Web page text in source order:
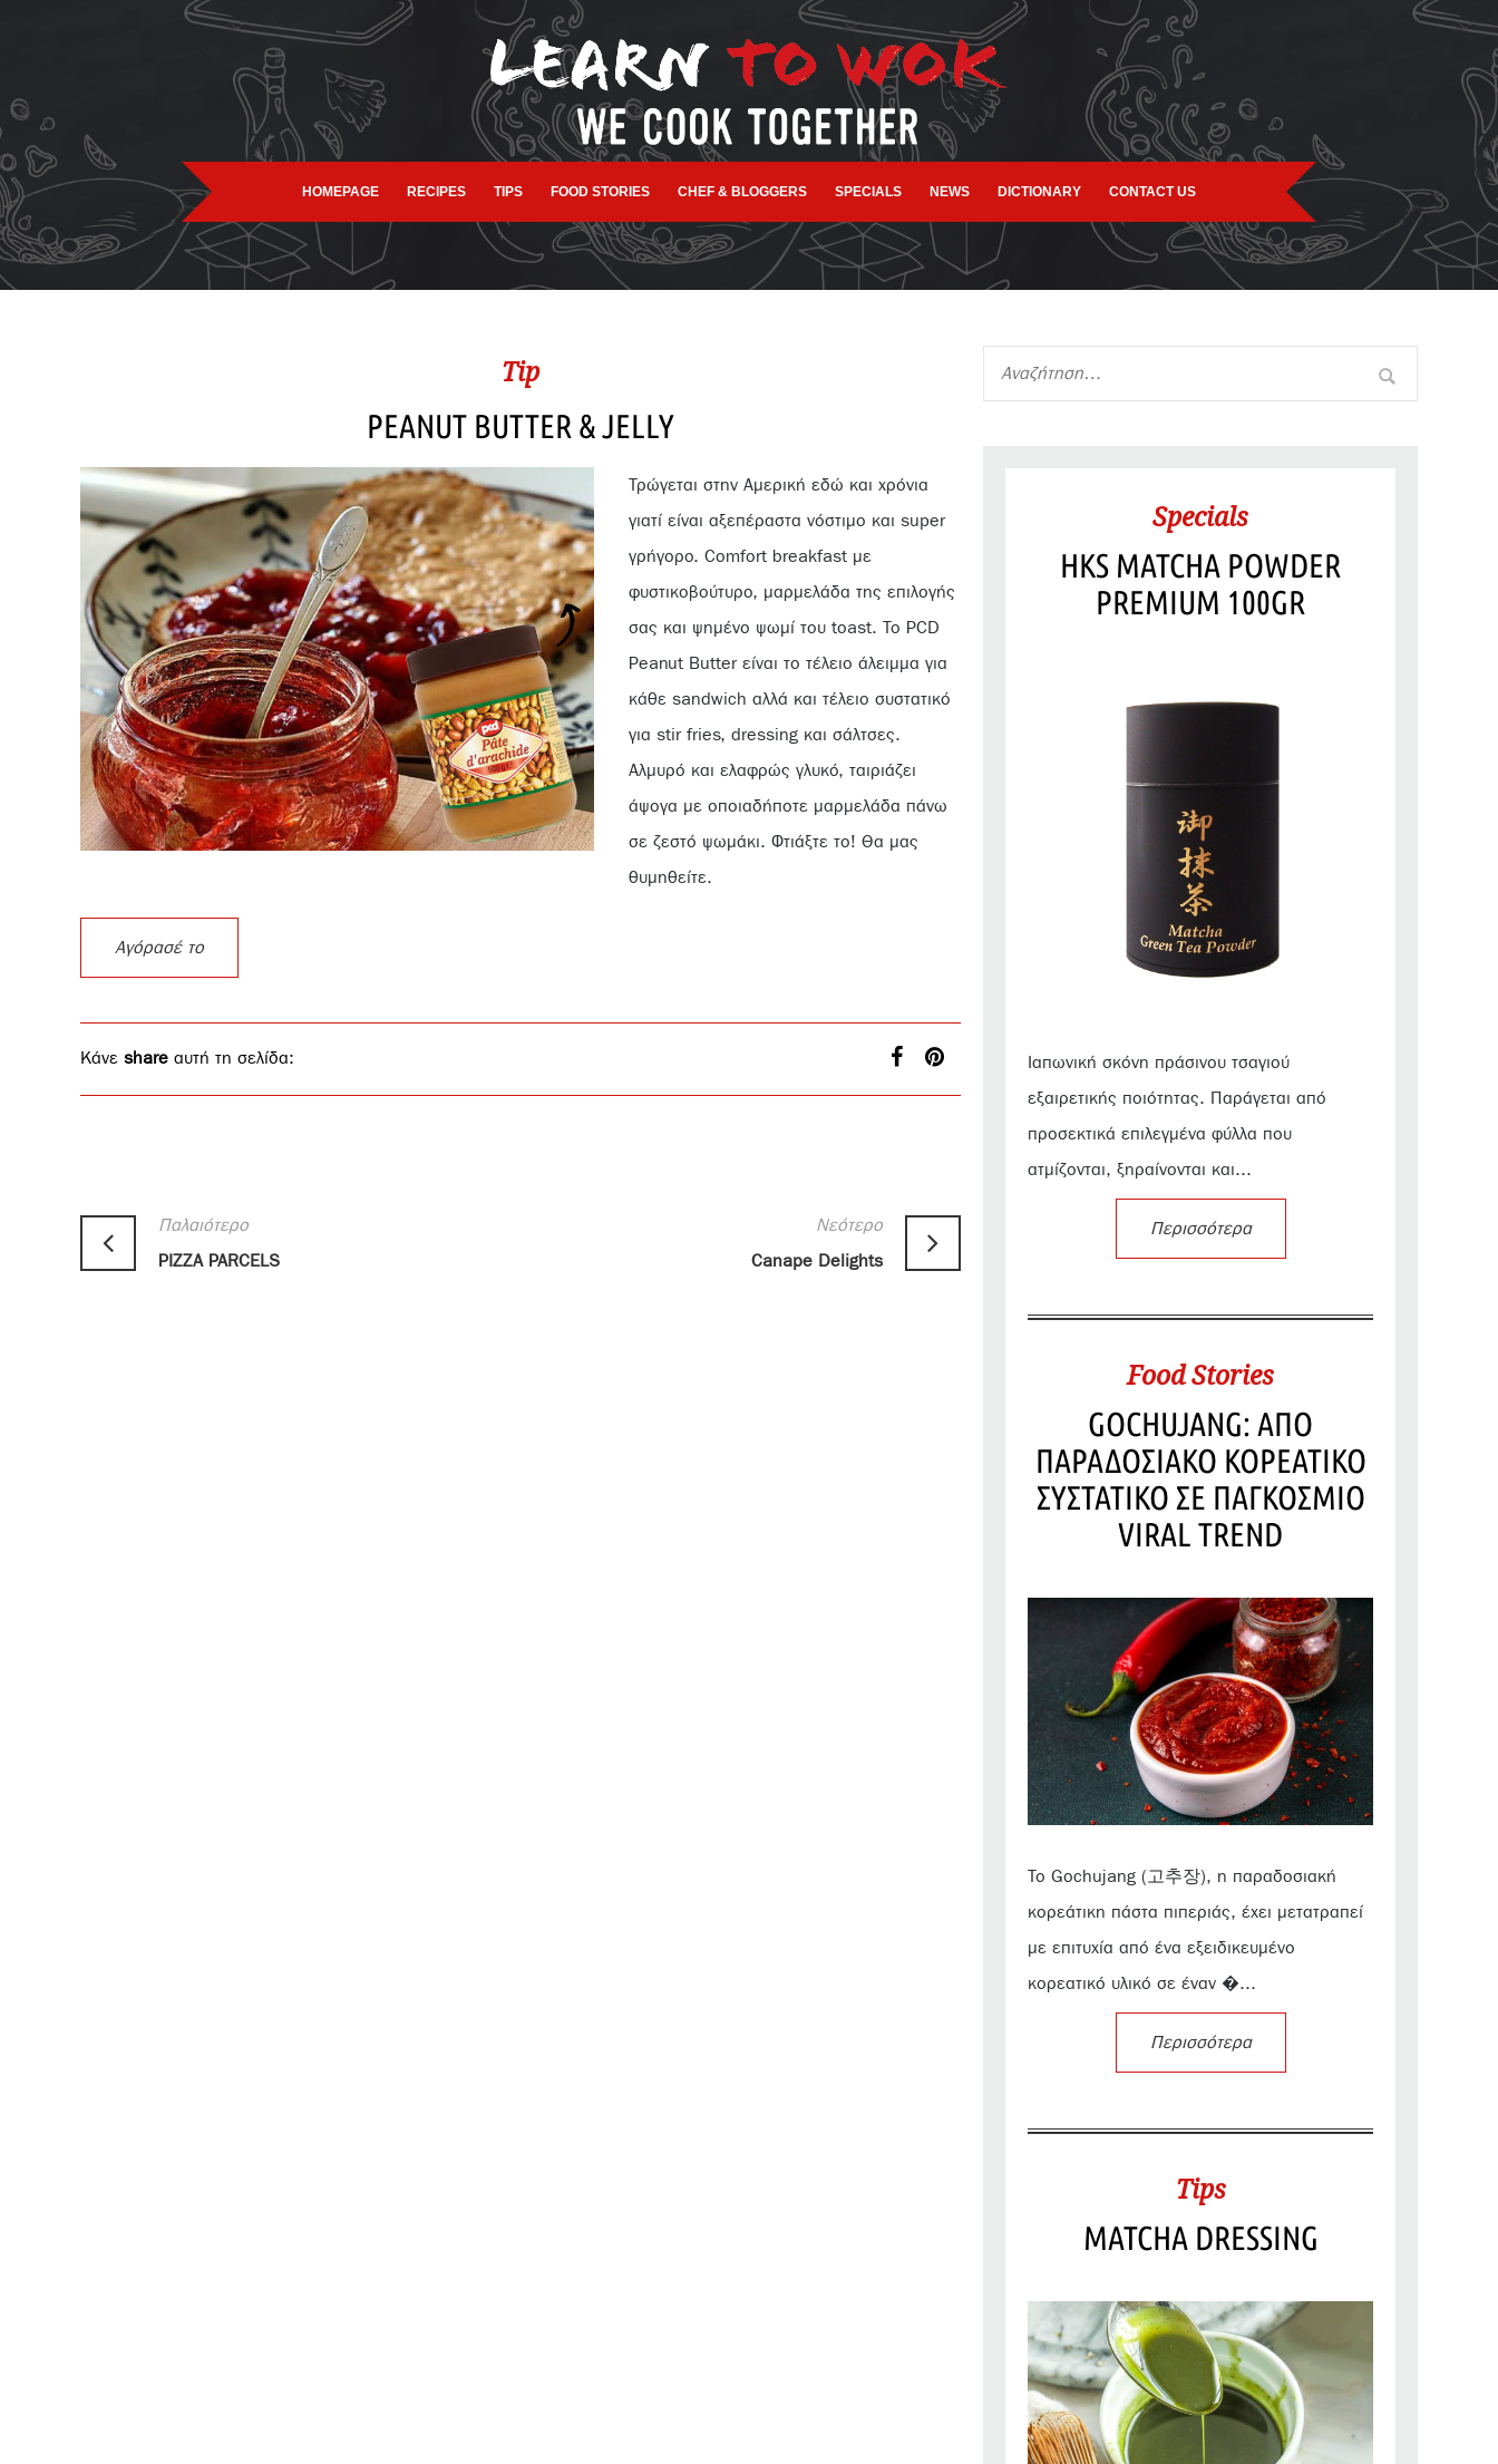
HOMEPAGE RECIPES TIPS FOOD STORIES CHEF & BLOGGERS SPECIALS NEWS DICTIONARY CONTACT US
Tip
PEANUT BUTTER & JELLY
Τρώγεται στην Αμερική εδώ και χρόνια
γιατί είναι αξεπέραστα νόστιμο και super
γρήγορο. Comfort breakfast με
φυστικοβούτυρο, μαρμελάδα της επιλογής
σας και ψημένο ψωμί του toast. Το PCD
Peanut Butter είναι το τέλειο άλειμμα για
κάθε sandwich αλλά και τέλειο συστατικό
για stir fries, dressing και σάλτσες.
Αλμυρό και ελαφρώς γλυκό, ταιριάζει
άψογα με οποιαδήποτε μαρμελάδα πάνω
σε ζεστό ψωμάκι. Φτιάξτε το! Θα μας
θυμηθείτε.
Αγόρασέ το
Κάνε share αυτή τη σελίδα:
Παλαιότερο
PIZZA PARCELS
Νεότερο
Canape Delights
Specials
HKS MATCHA POWDER
PREMIUM 100GR
Ιαπωνική σκόνη πράσινου τσαγιού
εξαιρετικής ποιότητας. Παράγεται από
προσεκτικά επιλεγμένα φύλλα που
ατμίζονται, ξηραίνονται και...
Περισσότερα
Food Stories
GOCHUJANG: ΑΠΟ
ΠΑΡΑΔΟΣΙΑΚΟ ΚΟΡΕΑΤΙΚΟ
ΣΥΣΤΑΤΙΚΟ ΣΕ ΠΑΓΚΟΣΜΙΟ
VIRAL TREND
Το Gochujang (고추장), η παραδοσιακή
κορεάτικη πάστα πιπεριάς, έχει μετατραπεί
με επιτυχία από ένα εξειδικευμένο
κορεατικό υλικό σε έναν �...
Περισσότερα
Tips
MATCHA DRESSING